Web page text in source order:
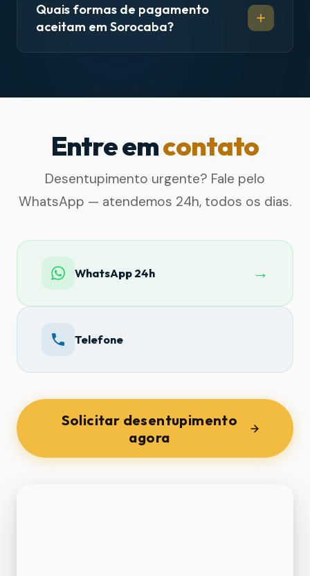
Quais formas de pagamento
aceitam em Sorocaba?
Entre emcontato
Desentupimento urgente? Fale pelo
WhatsApp — atendemos 24h, todos os dias.
WhatsApp 24h →
Telefone
Solicitar desentupimento
agora